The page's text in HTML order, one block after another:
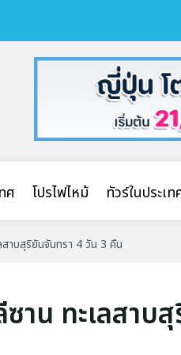
ศ โปรไฟไหม้ ทัวร์ในประเท
าบสุริยันจันทรา 4 วัน 3 คืน
าน ทะเลสาบ